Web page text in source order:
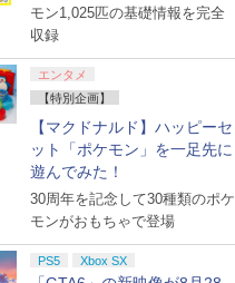
モン1,025匹の基礎情報を完全
収録
エンタメ
【特別企画】
【マクドナルド】ハッピーセ
ット「ポケモン」を一足先に
遊んでみた！
30周年を記念して30種類のポケ
モンがおもちゃで登場
PS5 Xbox SX